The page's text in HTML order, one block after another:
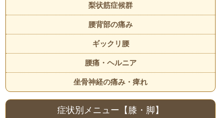
梨状筋症候群
腰背部の痛み
ギックリ腰
腰痛・ヘルニア
坐骨神経の痛み・痺れ
症状別メニュー【膝・脚】